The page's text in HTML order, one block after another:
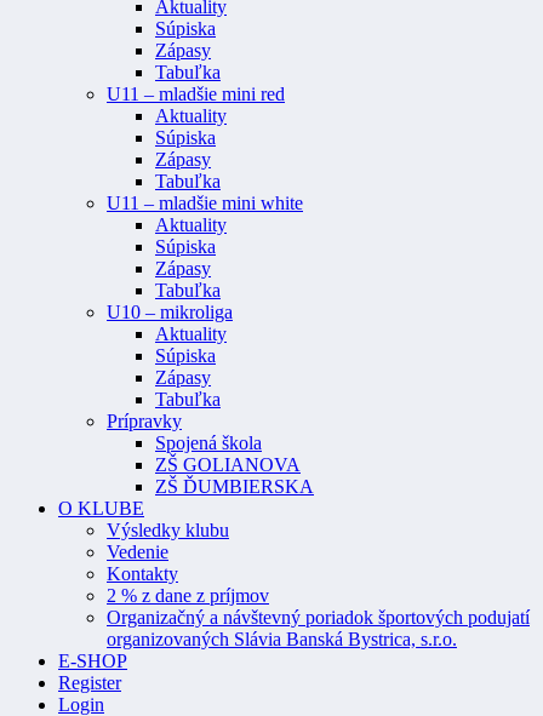
Aktuality
Súpiska
Zápasy
Tabuľka
U11 – mladšie mini red
Aktuality
Súpiska
Zápasy
Tabuľka
U11 – mladšie mini white
Aktuality
Súpiska
Zápasy
Tabuľka
U10 – mikroliga
Aktuality
Súpiska
Zápasy
Tabuľka
Prípravky
Spojená škola
ZŠ GOLIANOVA
ZŠ ĎUMBIERSKA
O KLUBE
Výsledky klubu
Vedenie
Kontakty
2 % z dane z príjmov
Organizačný a návštevný poriadok športových podujatí
organizovaných Slávia Banská Bystrica, s.r.o.
E-SHOP
Register
Login